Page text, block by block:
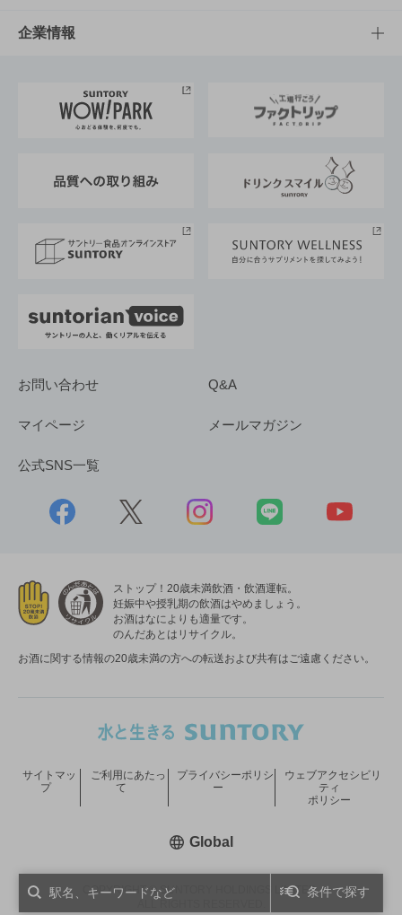
条件で探す
栄養成分一覧
工場見学
地域情報
サントリーホール
サントリーサンバーズ大阪
サステナビリティTOP
サントリーが考えるサステナビリティ経営
企業情報
企業概要
採用情報
お問い合わせ Q&A
マイページ メールマガジン
公式SNS一覧
ストップ！20歳未満飲酒・飲酒運転。
妊娠中や授乳期の飲酒はやめましょう。
お酒はなによりも適量です。
のんだあとはリサイクル。
お酒に関する情報の20歳未満の方への転送および共有はご遠慮ください。
COPYRIGHT © SUNTORY HOLDINGS LIMITED.
サイトマッ
プ
ご利用にあたっ
て
プライバシーポリシ
ー
ウェブアクセシビリ
ティ
ポリシー
Global新しいウィンドウで開く